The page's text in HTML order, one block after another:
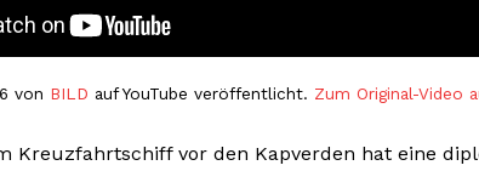
von BILD auf YouTube veröffentlicht. Zum Original-Video
Kreuzfahrtschiff vor den Kapverden hat eine